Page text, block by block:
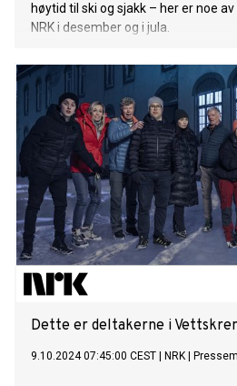
høytid til ski og sjakk – her er noe
NRK i desember og i jula.
Dette er deltakerne i
9.10.2024 07:45:00 CEST NRK